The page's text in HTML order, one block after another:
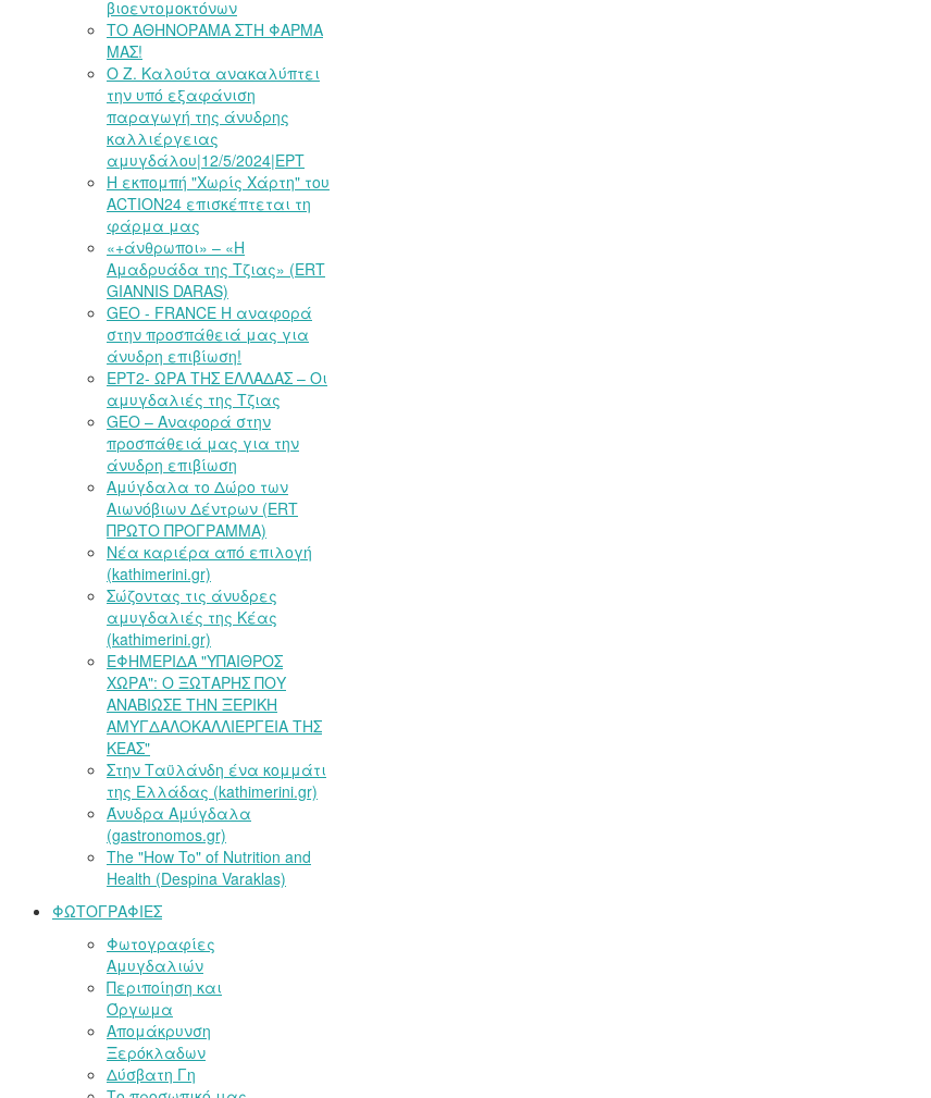
βιοεντομοκτόνων
ΤΟ ΑΘΗΝΟΡΑΜΑ ΣΤΗ ΦΑΡΜΑ
ΜΑΣ!
Ο Ζ. Καλούτα ανακαλύπτει
την υπό εξαφάνιση
παραγωγή της άνυδρης
καλλιέργειας
αμυγδάλου|12/5/2024|ΕΡΤ
Η εκπομπή "Χωρίς Χάρτη" του
ACTION24 επισκέπτεται τη
φάρμα μας
«+άνθρωποι» – «Η
Αμαδρυάδα της Τζιας» (ERT
GIANNIS DARAS)
GEO - FRANCE Η αναφορά
στην προσπάθειά μας για
άνυδρη επιβίωση!
ΕΡΤ2- ΩΡΑ ΤΗΣ ΕΛΛΑΔΑΣ – Οι
αμυγδαλιές της Τζιας
GEO – Αναφορά στην
προσπάθειά μας για την
άνυδρη επιβίωση
Αμύγδαλα το Δώρο των
Αιωνόβιων Δέντρων (ERT
ΠΡΩΤΟ ΠΡΟΓΡΑΜΜΑ)
Νέα καριέρα από επιλογή
(kathimerini.gr)
Σώζοντας τις άνυδρες
αμυγδαλιές της Κέας
(kathimerini.gr)
ΕΦΗΜΕΡΙΔΑ "ΥΠΑΙΘΡΟΣ
ΧΩΡΑ": Ο ΞΩΤΑΡΗΣ ΠΟΥ
ΑΝΑΒΙΩΣΕ ΤΗΝ ΞΕΡΙΚΗ
ΑΜΥΓΔΑΛΟΚΑΛΛΙΕΡΓΕΙΑ ΤΗΣ
ΚΕΑΣ"
Στην Ταϋλάνδη ένα κομμάτι
της Ελλάδας (kathimerini.gr)
Άνυδρα Αμύγδαλα
(gastronomos.gr)
The "How To" of Nutrition and
Health (Despina Varaklas)
ΦΩΤΟΓΡΑΦΙΕΣ
Φωτογραφίες
Αμυγδαλιών
Περιποίηση και
Όργωμα
Απομάκρυνση
Ξερόκλαδων
Δύσβατη Γη